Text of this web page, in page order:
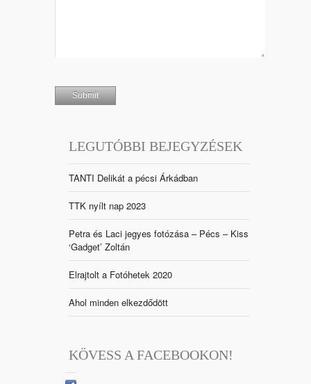
LEGUTÓBBI BEJEGYZÉSEK
TANTI Delikát a pécsi Árkádban
TTK nyílt nap 2023
Petra és Laci jegyes fotózása – Pécs – Kiss
‘Gadget’ Zoltán
Elrajtolt a Fotóhetek 2020
Ahol minden elkezdődött
KÖVESS A FACEBOOKON!